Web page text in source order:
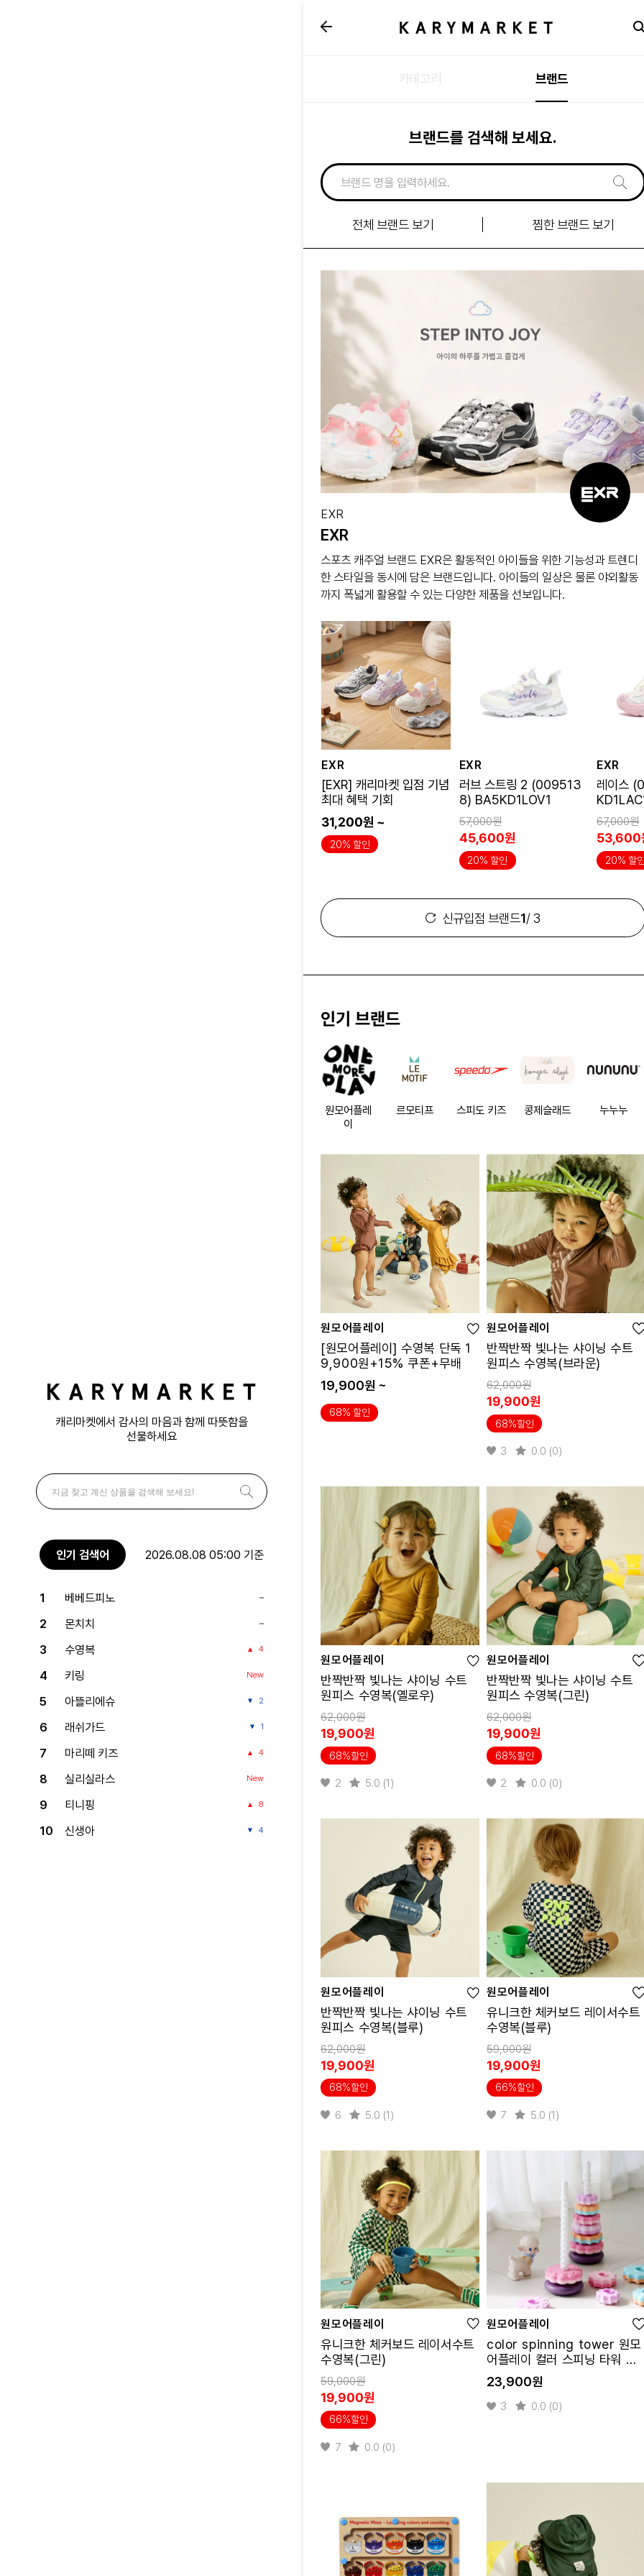
캐리마켓에서 감사의 마음과 함께 따뜻함을
선물하세요
인기 검색어 2026.08.08 05:00 기준
1
베베드피노
2
몬치치
3
수영복 4
4 키링 New
5 아뜰리에슈 2
6 래쉬가드 1
7 마리떼 키즈 4
8 실리실라스 New
9 티니핑 8
10 신생아 4
카테고리 브랜드
브랜드를 검색해 보세요.
전체 브랜드 보기 찜한 브랜드 보기
입점
브랜드
EXR
EXR
스포츠 캐주얼 브랜드 EXR은 활동적인 아이들을 위한 기능성과 트렌디
한 스타일을 동시에 담은 브랜드입니다. 아이들의 일상은 물론 야외활동
까지 폭넓게 활용할 수 있는 다양한 제품을 선보입니다.
EXR
[EXR] 캐리마켓 입점 기념
최대 혜택 기회
31,200원 ~
20% 할인
EXR
러브 스트링 2 (009513
8) BA5KD1LOV1
57,000원
45,600원
20% 할인
EXR
레이스
67,000원
53,600
20% 할인
신규입점 브랜드1/ 3
인기 브랜드
원모어플레
이
르모티프 스피도 키즈 콩제슬래드 누누누
원모어플레이
[원모어플레이] 수영복 단독 1
9,900원+15% 쿠폰+무배
19,900원 ~
68% 할인
원모어플레이
반짝반짝 빛나는 샤이닝 수트
원피스 수영복(브라운)
62,000원
19,900원
68%할인
3 0.0 (0)
원모어플레이
반짝반짝 빛나는 샤이닝 수트
원피스 수영복(옐로우)
62,000원
19,900원
68%할인
2 5.0 (1)
원모어플레이
반짝반짝 빛나는 샤이닝 수트
원피스 수영복(그린)
62,000원
19,900원
68%할인
2 0.0 (0)
원모어플레이
반짝반짝 빛나는 샤이닝 수트
원피스 수영복(블루)
62,000원
19,900원
68%할인
6 5.0 (1)
원모어플레이
유니크한 체커보드 레이서수트
수영복(블루)
59,000원
19,900원
66%할인
7 5.0 (1)
원모어플레이
유니크한 체커보드 레이서수트
수영복(그린)
59,000원
19,900원
66%할인
7 0.0 (0)
원모어플레이
color spinning tower 원모
어플레이 컬러 스피닝 타워 링
쌓기 교구
23,900원
3 0.0 (0)